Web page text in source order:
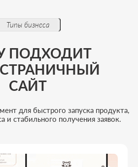
компаниям
и начать
обращения без